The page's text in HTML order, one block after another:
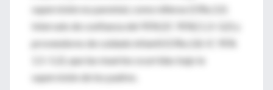
supervisión no parental, como niñeras (ORa 2,0;
Intervalo de confianza del 95% [IC 95%] 1,3–3,2) y
proveedores de cuidado infantil (ORa 2,8; IC 95%
1,5–5,2), que las muertes ocurridas bajo la
supervisión de los padres.